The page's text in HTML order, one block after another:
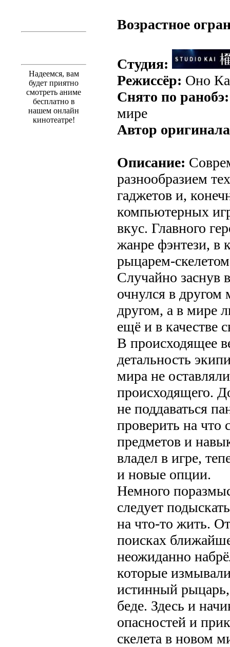
Надеемся, вам
будет приятно
смотреть аниме
бесплатно в
нашем онлайн
кинотеатре!
Возрастное
Студия:
Режиссёр: Оно
Снято по ранобэ:
мире
Автор
Описание:
разнообразием
гаджетов и,
компьютерных
вкус. Главного
жанре фэнтези, в
рыцарем-
Случайно заснув
очнулся в другом
другом, а в мире
ещё и в качестве
В происходящее
детальность
мира не
происходящего.
не поддаваться
проверить на
предметов и
владел в игре,
и новые опции.
Немного
следует
на что-то жить.
поисках
неожиданно
которые
истинный
беде. Здесь и
опасностей и
скелета в новом